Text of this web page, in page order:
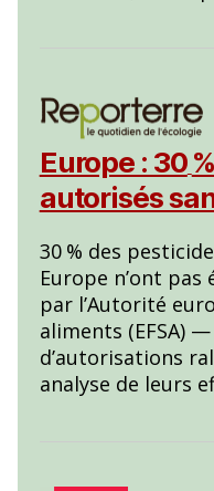
Europe : 30
autorisés
30 % des
Europe n’ont
par l’Autorité
aliments (EFSA)
d’autorisations
analyse de leurs